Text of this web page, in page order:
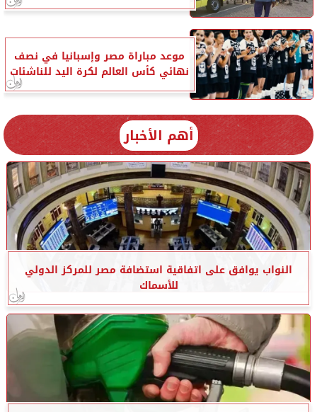
موعد مباراة مصر وإسبانيا في نصف
نهائي كأس العالم لكرة اليد للناشئات
أهم الأخبار
النواب يوافق على اتفاقية استضافة مصر للمركز الدولي
للأسماك